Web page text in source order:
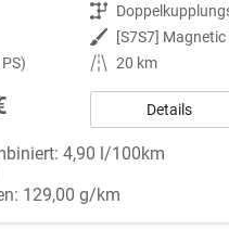
Getriebe
Außenfarbe
Kilometerstand 20 km
Details
4,90 l/100km
129,00 g/km